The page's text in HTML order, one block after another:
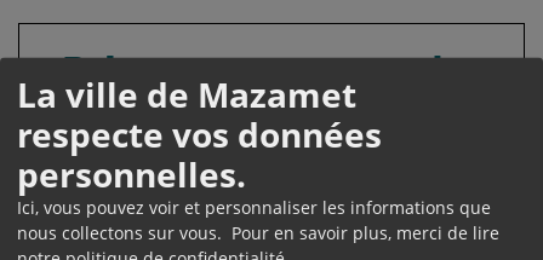
La ville de Mazamet
respecte vos données
personnelles.
Ici, vous pouvez voir et personnaliser les informations que
nous collectons sur vous. Pour en savoir plus, merci de lire
Peine encourue pour la
dissimulation de son
visage
CAS GÉNÉRAL